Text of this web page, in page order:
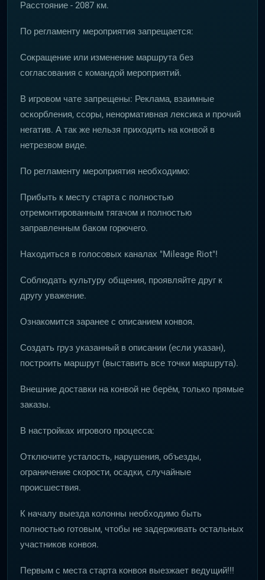
Расстояние - 2087 км.
По регламенту мероприятия запрещается:
Сокращение или изменение маршрута без
согласования с командой мероприятий.
В игровом чате запрещены: Реклама, взаимные
оскорбления, ссоры, ненормативная лексика и прочий
негатив. А так же нельзя приходить на конвой в
нетрезвом виде.
По регламенту мероприятия необходимо:
Прибыть к месту старта с полностью
отремонтированным тягачом и полностью
заправленным баком горючего.
Находиться в голосовых каналах "Mileage Riot"!
Соблюдать культуру общения, проявляйте друг к
другу уважение.
Ознакомится заранее с описанием конвоя.
Создать груз указанный в описании (если указан),
построить маршрут (выставить все точки маршрута).
Внешние доставки на конвой не берём, только прямые
заказы.
В настройках игрового процесса:
Отключите усталость, нарушения, объезды,
ограничение скорости, осадки, случайные
происшествия.
К началу выезда колонны необходимо быть
полностью готовым, чтобы не задерживать остальных
участников конвоя.
Первым с места старта конвоя выезжает ведущий!!!